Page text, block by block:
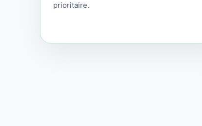
prioritaire.